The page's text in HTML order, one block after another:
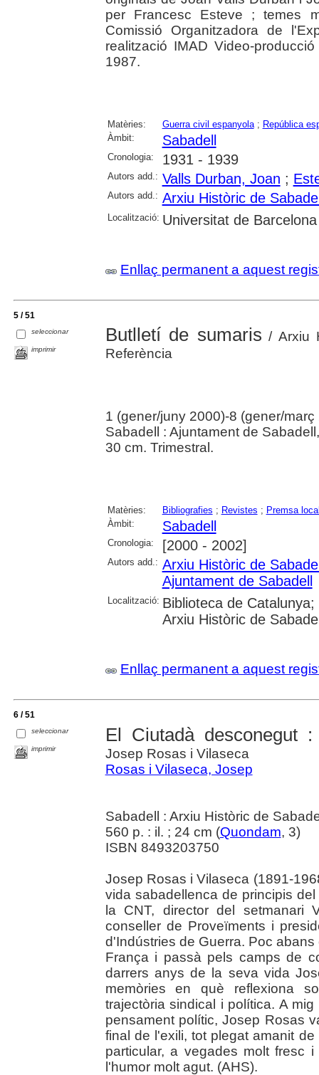
per Francesc Esteve ; temes
Comissió Organitzadora de
realització IMAD Video-
1987.
Matèries: Guerra civil espanyola; República
Àmbit:
Sabadell
Cronologia: 1931 - 1939
Autors add.: Valls Durban, Joan ;
Autors add.: Arxiu Històric de
Localització: Universitat de Barcelona
Enllaç permanent a aquest
5 / 51
seleccionar
imprimir
Butlletí de sumaris / Arxiu
Referència
1 (gener/juny 2000)-8 (gener/març
Sabadell : Ajuntament de
30 cm. Trimestral.
Matèries: Bibliografies ; Revistes ; Premsa
Àmbit:
Sabadell
Cronologia: [2000 - 2002]
Autors add.: Arxiu Històric de
Ajuntament de Sabadell
Localització: Biblioteca de
Arxiu Històric de
Enllaç permanent a aquest
6 / 51
seleccionar
imprimir
El Ciutadà desconegut
Josep Rosas i Vilaseca
Rosas i Vilaseca, Josep
Sabadell : Arxiu Històric de
560 p. : il. ; 24 cm (Quondam, 3)
ISBN 8493203750
Josep Rosas i Vilaseca (1891-
vida sabadellenca de principis
la CNT, director del setmanari
conseller de Proveïments i
d'Indústries de Guerra. Poc
França i passà pels camps de
darrers anys de la seva vida
memòries en què reflexiona
trajectòria sindical i política. A
pensament polític, Josep Rosas
final de l'exili, tot plegat amanit
particular, a vegades molt
l'humor molt agut. (AHS).